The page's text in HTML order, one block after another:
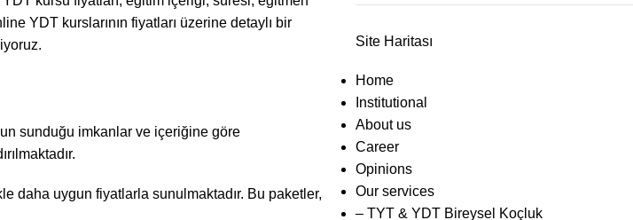
YDT kurslarının fiyatları üzerine detaylı bir
sunduğu imkanlar ve içeriğine göre
daha uygun fiyatlarla sunulmaktadır. Bu paketler,
Site Haritası
Home
Institutional
About us
Career
Opinions
Our services
– TYT & YDT Bireysel Koçluk